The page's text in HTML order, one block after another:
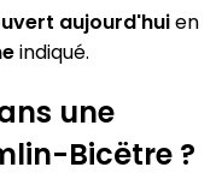
aujourd'huien
indiqué.
une
Bicëtre ?